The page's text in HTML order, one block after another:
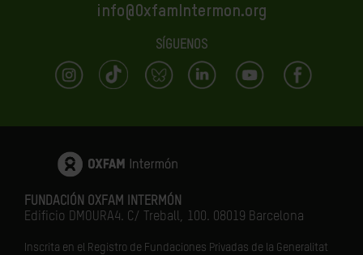
info@OxfamIntermon.org
SÍGUENOS
FUNDACIÓN OXFAM INTERMÓN
Edificio DMOURA4. C/ Treball, 100. 08019 Barcelona
Inscrita en el Registro de Fundaciones Privadas de la Generalitat